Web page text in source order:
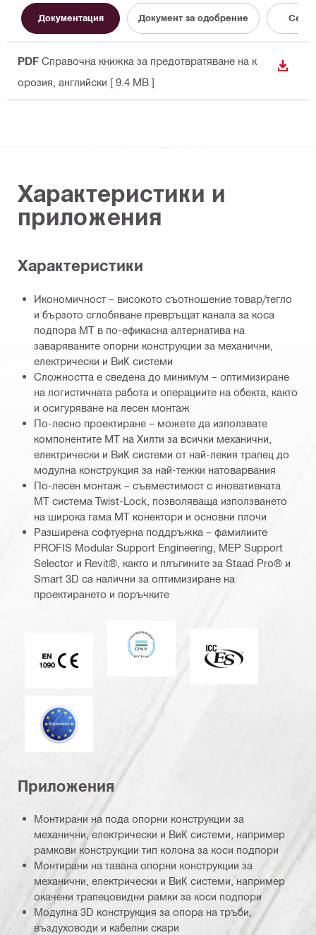
Документация Документ за одобрение
PDF Справочна книжка за предотвратяване на к
орозия , английски [ 9.4 MB ]
Характеристики и
приложения
Характеристики
Икономичност – високото съотношение товар/тегло
и бързото сглобяване превръщат канала за коса
подпора MT в по-ефикасна алтернатива на
заваряваните опорни конструкции за механични,
електрически и ВиК системи
Сложността е сведена до минимум – оптимизиране
на логистичната работа и операциите на обекта, както
и осигуряване на лесен монтаж
По-лесно проектиране – можете да използвате
компонентите МТ на Хилти за всички механични,
електрически и ВиК системи от най-лекия трапец до
модулна конструкция за най-тежки натоварвания
По-лесен монтаж – съвместимост с иновативната
MT система Twist-Lock, позволяваща използването
на широка гама MT конектори и основни плочи
Разширена софтуерна поддръжка – фамилиите
PROFIS Modular Support Engineering, MEP Support
Selector и Revit®, както и плъгините за Staad Pro® и
Smart 3D са налични за оптимизиране на
проектирането и поръчките
Маркировка CE EN 1090
DNV
Еврокод
Приложения
Монтирани на пода опорни конструкции за
механични, електрически и ВиК системи, например
рамкови конструкции тип колона за коси подпори
Монтирани на тавана опорни конструкции за
механични, електрически и ВиК системи, например
окачени трапецовидни рамки за коси подпори
Модулна 3D конструкция за опора на тръби,
въздуховоди и кабелни скари